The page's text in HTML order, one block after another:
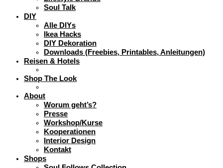
Soul Talk
DIY
Alle DIYs
Ikea Hacks
DIY Dekoration
Downloads (Freebies, Printables, Anleitungen)
Reisen & Hotels
Shop The Look
About
Worum geht’s?
Presse
Workshop/Kurse
Kooperationen
Interior Design
Kontakt
Shops